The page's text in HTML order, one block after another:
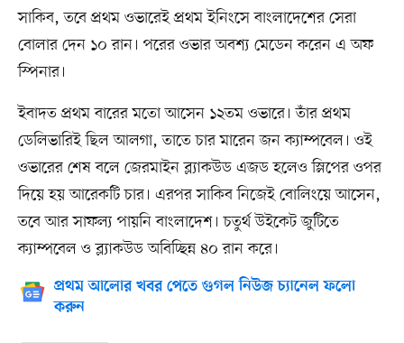
সাকিব, তবে প্রথম ওভারেই প্রথম ইনিংসে বাংলাদেশের সেরা
বোলার দেন ১০ রান। পরের ওভার অবশ্য মেডেন করেন এ অফ
স্পিনার।
ইবাদত প্রথম বারের মতো আসেন ১২তম ওভারে। তাঁর প্রথম
ডেলিভারিই ছিল আলগা, তাতে চার মারেন জন ক্যাম্পবেল। ওই
ওভারের শেষ বলে জেরমাইন ব্ল্যাকউড এজড হলেও স্লিপের ওপর
দিয়ে হয় আরেকটি চার। এরপর সাকিব নিজেই বোলিংয়ে আসেন,
তবে আর সাফল্য পায়নি বাংলাদেশ। চতুর্থ উইকেট জুটিতে
ক্যাম্পবেল ও ব্ল্যাকউড অবিচ্ছিন্ন ৪০ রান করে।
প্রথম আলোর খবর পেতে গুগল নিউজ চ্যানেল ফলো
করুন